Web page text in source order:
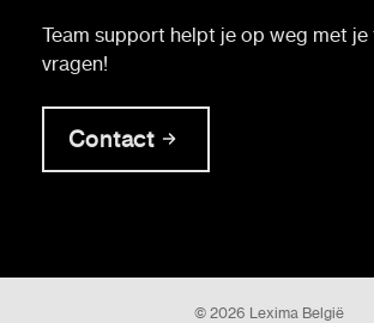
Team support helpt je op weg met je
vragen!
Contact
© 2026 Lexima België